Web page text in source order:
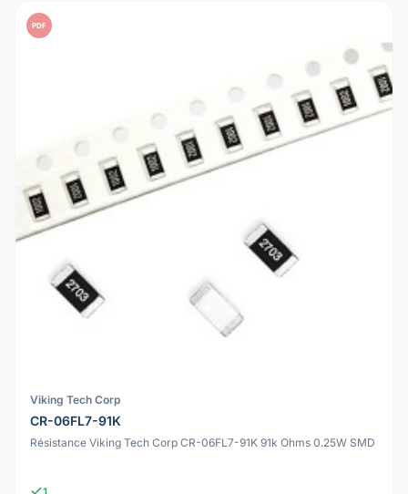
PDF
Viking Tech Corp
CR-06FL7-91K
Résistance Viking Tech Corp CR-06FL7-91K 91k Ohms 0.25W SMD